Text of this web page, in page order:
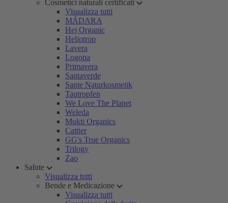
Cosmetici naturali certificati
Visualizza tutti
MÁDARA
Hej Organic
Heliotrop
Lavera
Logona
Primavera
Santaverde
Sante Naturkosmetik
Tautropfen
We Love The Planet
Weleda
Mukti Organics
Cattier
GG's True Organics
Trilogy
Zao
Salute
Visualizza tutti
Bende e Medicazione
Visualizza tutti